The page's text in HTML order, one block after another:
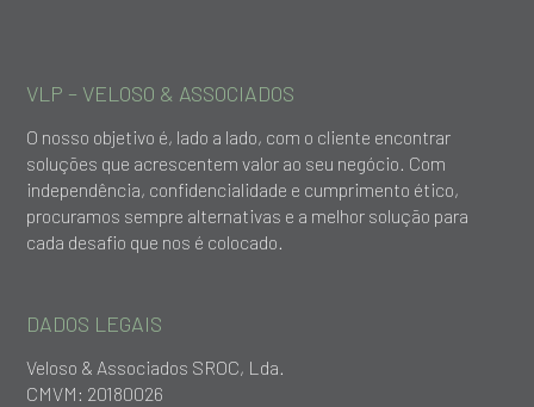
VLP – VELOSO & ASSOCIADOS
O nosso objetivo é, lado a lado, com o cliente encontrar
soluções que acrescentem valor ao seu negócio. Com
independência, confidencialidade e cumprimento ético,
procuramos sempre alternativas e a melhor solução para
cada desafio que nos é colocado.
DADOS LEGAIS
Veloso & Associados SROC, Lda.
CMVM: 20180026